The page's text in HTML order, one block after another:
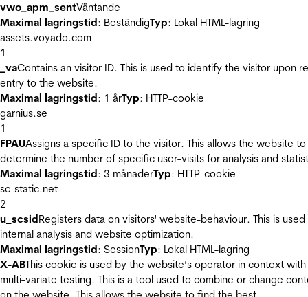
vwo_apm_sentVäntande
Maximal lagringstid: BeständigTyp: Lokal HTML-lagring
assets.voyado.com
1
_vaContains an visitor ID. This is used to identify the visitor upon
entry to the website.
Maximal lagringstid: 1 årTyp: HTTP-cookie
garnius.se
1
FPAUAssigns a specific ID to the visitor. This allows the website to
determine the number of specific user-visits for analysis and
Maximal lagringstid: 3 månaderTyp: HTTP-cookie
sc-static.net
2
u_scsidRegisters data on visitors' website-behaviour. This is
internal analysis and website optimization.
Maximal lagringstid: SessionTyp: Lokal HTML-lagring
X-ABThis cookie is used by the website’s operator in context with
multi-variate testing. This is a tool used to combine or change